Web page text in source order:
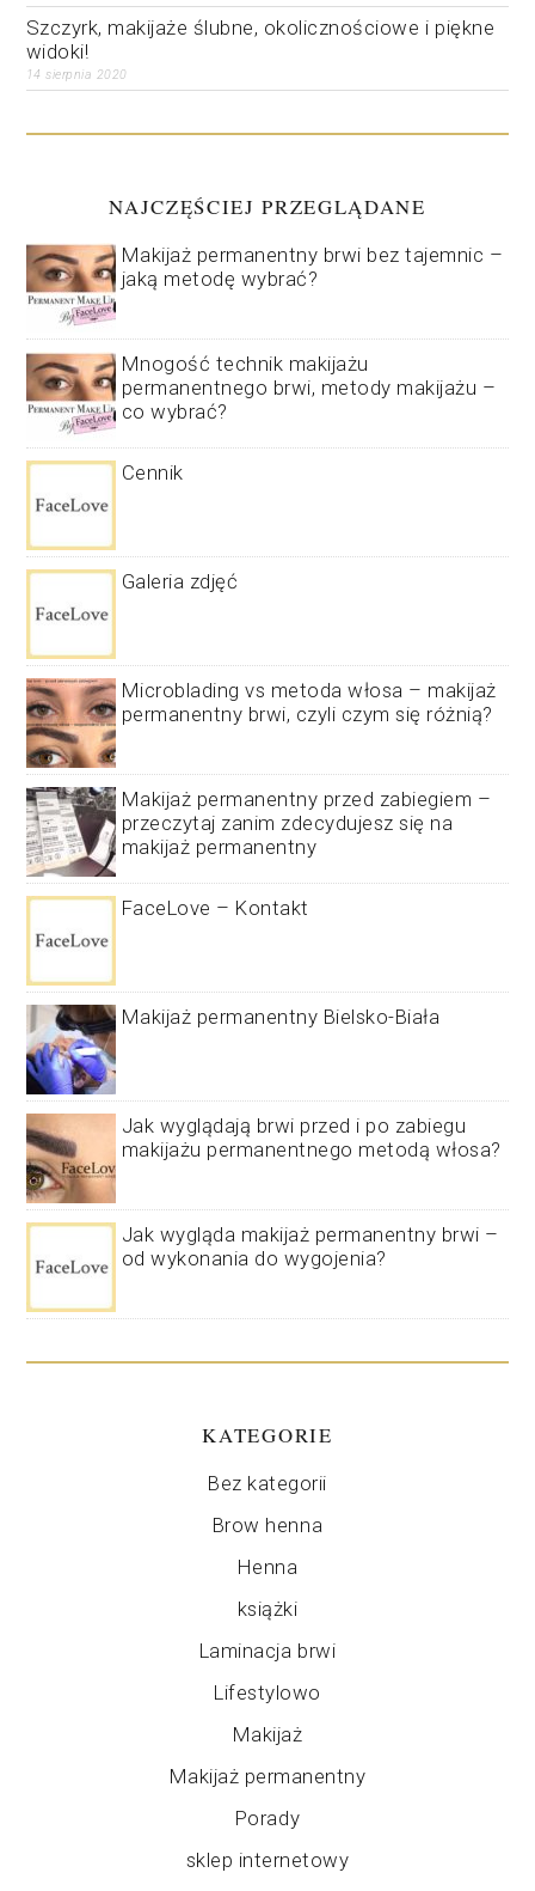
Szczyrk, makijaże ślubne, okolicznościowe i piękne
widoki!
14 sierpnia 2020
NAJCZĘŚCIEJ PRZEGLĄDANE
Makijaż permanentny brwi bez tajemnic –
jaką metodę wybrać?
Mnogość technik makijażu
permanentnego brwi, metody makijażu –
co wybrać?
Cennik
Galeria zdjęć
Microblading vs metoda włosa – makijaż
permanentny brwi, czyli czym się różnią?
Makijaż permanentny przed zabiegiem –
przeczytaj zanim zdecydujesz się na
makijaż permanentny
FaceLove – Kontakt
Makijaż permanentny Bielsko-Biała
Jak wyglądają brwi przed i po zabiegu
makijażu permanentnego metodą włosa?
Jak wygląda makijaż permanentny brwi –
od wykonania do wygojenia?
KATEGORIE
Bez kategorii
Brow henna
Henna
książki
Laminacja brwi
Lifestylowo
Makijaż
Makijaż permanentny
Porady
sklep internetowy